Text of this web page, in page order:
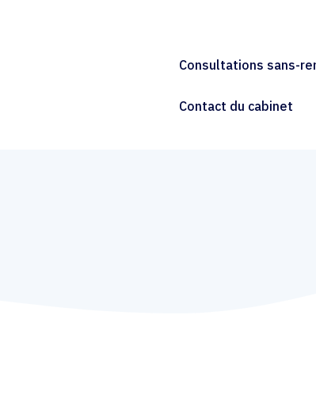
Consultations sans-
Contact du cabinet